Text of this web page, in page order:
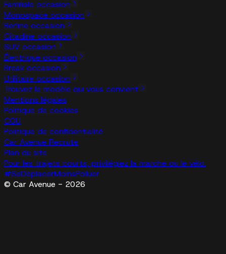
Familiale occasion
Monospace occasion
Berline occasion
Citadine occasion
SUV occasion
Électrique occasion
Break occasion
Utilitaire occasion
Trouvez le modèle qui vous convient
Mentions légales
Politique de cookies
CGU
Politique de confidentialité
Car Avenue Recrute
Plan du site
Pour les trajets courts, privilégiez la marche ou le vélo.
#SeDéplacerMoinsPolluer
© Car Avenue - 2026